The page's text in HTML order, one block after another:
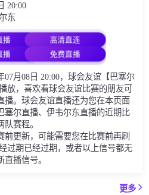
20:00
东
播
高清直连
播
免费直播
07月08日 20:00，球会友谊【巴塞尔
放，喜欢看球会友谊比赛的朋友可
播。球会友谊直播还为您在本页面
塞尔直播、伊韦尔东直播的近期比
赛程。
前更新，可能需要您在比赛前再刷
过期已经过期，或者以上信号都无
播信号。
更多